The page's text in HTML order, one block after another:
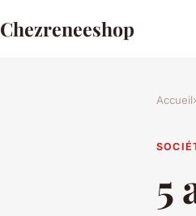
Chezreneeshop
Accueil›
5